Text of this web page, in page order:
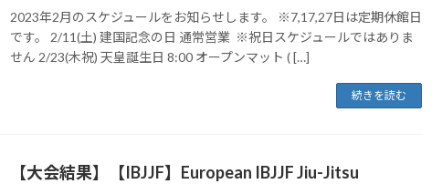
2023年2月のスケジュールをお知らせします。 ※7,17,27日は定期休館日
です。 2/11(土) 建国記念の日 通常営業 ※祝日スケジュールではありま
せん 2/23(木祝) 天皇誕生日 8:00 オープンマット ( […]
続きを読む
【大会結果】【IBJJF】European IBJJF Jiu-Jitsu